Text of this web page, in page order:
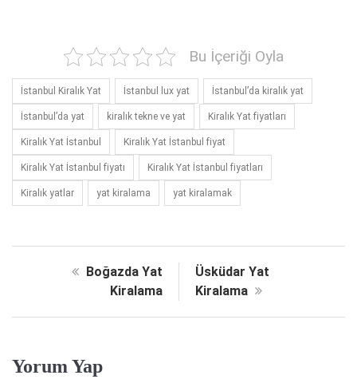
Bu İçeriği Oyla
İstanbul Kiralık Yat İstanbul lux yat İstanbul’da kiralık yat
İstanbul’da yat kiralık tekne ve yat Kiralık Yat fiyatları
Kiralık Yat İstanbul Kiralık Yat İstanbul fiyat
Kiralık Yat İstanbul fiyatı Kiralık Yat İstanbul fiyatları
Kiralık yatlar yat kiralama yat kiralamak
Boğazda Yat
Kiralama
Üsküdar Yat
Kiralama
Yorum Yap